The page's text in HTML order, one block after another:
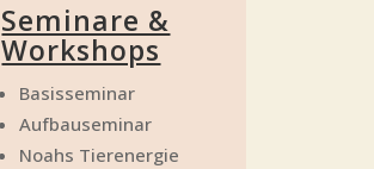
Semi­na­re &
Workshops
Basis­se­mi­nar
Auf­bau­se­mi­nar
Noahs Tier­ener­gie